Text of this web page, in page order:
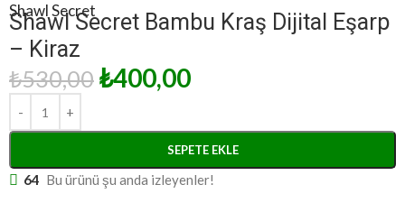
Shawl Secret
Shawl Secret Bambu Kraş Dijital Eşarp
– Kiraz
₺530,00 ₺400,00
SEPETE EKLE
64 Bu ürünü şu anda izleyenler!